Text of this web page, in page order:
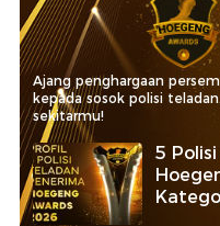
Ajang penghargaan
kepada sosok polisi
sekitarmu!
5